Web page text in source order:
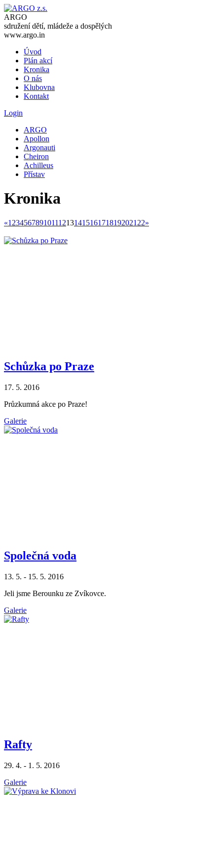
ARGO
sdružení dětí, mládeže a dospělých
www.argo.in
Úvod
Plán akcí
Kronika
O nás
Klubovna
Kontakt
Login
ARGO
Apollon
Argonauti
Cheiron
Achilleus
Přístav
Kronika
«1 23456789101112131415161718192021 22»
Schůzka po Praze
17. 5. 2016
Průzkumná akce po Praze!
Galerie
Společná voda
13. 5. - 15. 5. 2016
Jeli jsme Berounku ze Zvíkovce.
Galerie
Rafty
29. 4. - 1. 5. 2016
Galerie